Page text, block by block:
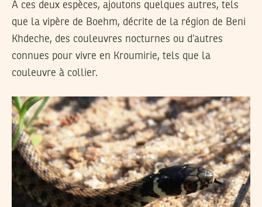
A ces deux espèces, ajoutons quelques autres, tels
que la vipère de Boehm, décrite de la région de Beni
Khdeche, des couleuvres nocturnes ou d’autres
connues pour vivre en Kroumirie, tels que la
couleuvre à collier.